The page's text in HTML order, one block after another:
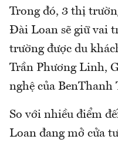
Trong đó, 3 thị
Đài Loan sẽ giữ vai
trường được du
Trần Phương Linh,
nghệ của BenThanh
So với nhiều điểm
Loan đang mở cửa